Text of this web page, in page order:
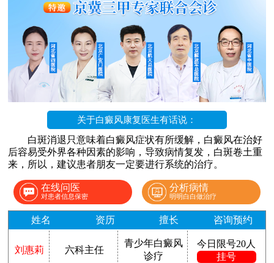
关于白癜风康复医生有话说：
白斑消退只意味着白癜风症状有所缓解，白癜风在治好
后容易受外界各种因素的影响，导致病情复发，白斑卷土重
来，所以，建议患者朋友一定要进行系统的治疗。
在线问医
对患者信息保密
分析病情
明明白白做治疗
姓名 资历 擅长 咨询预约
刘惠莉 六科主任
青少年白癜风
诊疗
今日限号20人
挂号